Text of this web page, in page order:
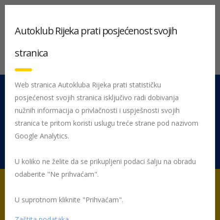
051 212 442 Centrala
Pon - Pet 08:00 - 16:00
Rujevica 9/1, 51000 Rijeka
Početna Priprema za biciklistički ispit – kviz
Autoklub Rijeka prati posjećenost svojih
stranica
Web stranica Autokluba Rijeka prati statističku
posjećenost svojih stranica isključivo radi dobivanja
nužnih informacija o privlačnosti i uspješnosti svojih
stranica te pritom koristi uslugu treće strane pod nazivom
Google Analytics.
U koliko ne želite da se prikupljeni podaci šalju na obradu
odaberite "Ne prihvaćam".
U suprotnom kliknite "Prihvaćam".